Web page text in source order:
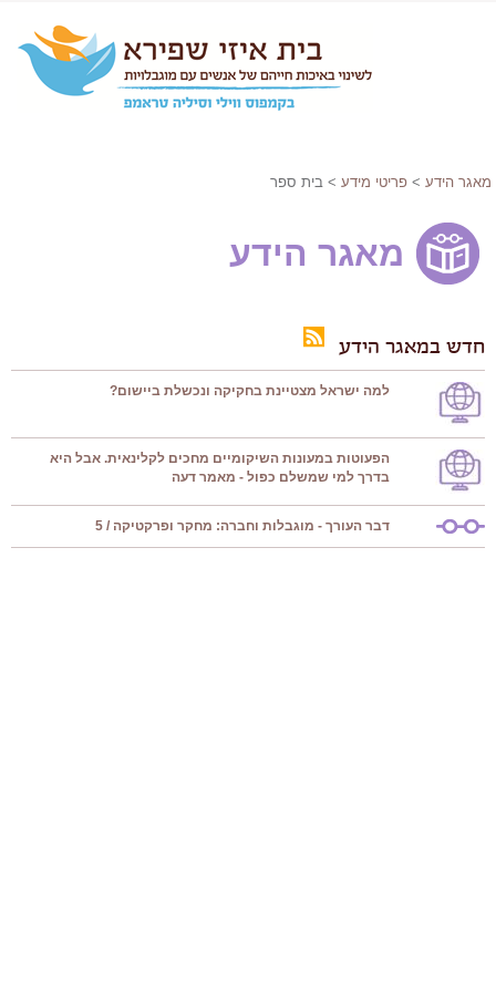
מאגר הידע > פריטי מידע > בית ספר
מאגר הידע
חדש במאגר הידע
למה ישראל מצטיינת בחקיקה ונכשלת ביישום?
הפעוטות במעונות השיקומיים מחכים לקלינאית. אבל היא
בדרך למי שמשלם כפול - מאמר דעה
דבר העורך - מוגבלות וחברה: מחקר ופרקטיקה / 5